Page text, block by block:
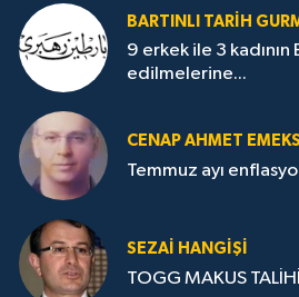
BARTINLI TARIH
9 erkek ile 3 kadının
edilmelerine...
CENAP AHMET
Temmuz ayı
SEZAI HANGİŞİ
TOGG MAKUS